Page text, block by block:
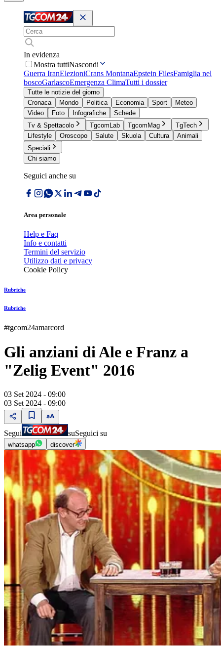
In evidenza
Mostra tuttiNascondi
Guerra IranElezioniCrans MontanaEpstein FilesFamiglia nel
boscoGarlascoEmergenza ClimaTutti i dossier
Tutte le notizie del giorno
Cronaca
Mondo Politica Economia Sport
Meteo
Video
Foto Infografiche
Schede
Tv & Spettacolo
TgcomLab TgcomMag
TgTech
Lifestyle
Oroscopo Salute Skuola Cultura
Animali
Speciali
Chi siamo
Seguici anche su
Area personale
Help e Faq
Info e contatti
Termini del servizio
Utilizzo dati e privacy
Cookie Policy
Rubriche
Rubriche
#tgcom24amarcord
Gli anziani di Ale e Franz a
"Zelig Event" 2016
03 Set 2024 - 09:00
03 Set 2024 - 09:00
Segui suSeguici su
whatsapp discover